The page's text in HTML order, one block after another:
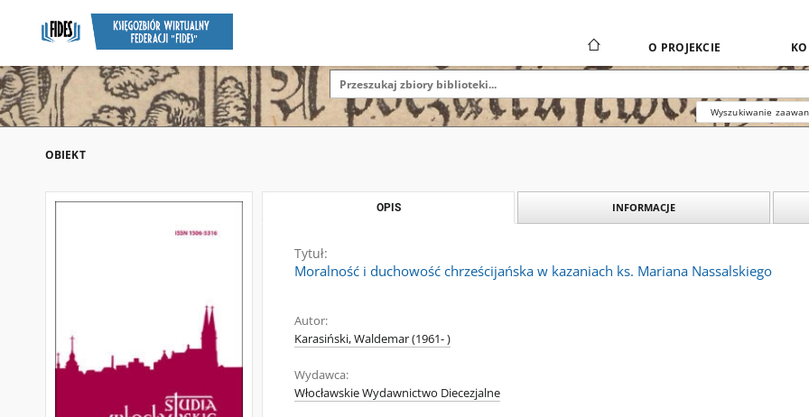
O PROJEKCIE
Wyszukiwanie
OBIEKT
OPIS INFORMACJE
Tytuł:
Moralność i duchowość chrześcijańska w kazaniach ks. Mariana Nassalskiego
Autor:
Karasiński, Waldemar (1961- )
Wydawca:
Włocławskie Wydawnictwo Diecezjalne